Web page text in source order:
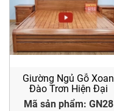
Giường Ngủ Gỗ Xoan
Đào Trơn Hiện Đại
Mã sản phẩm: GN28